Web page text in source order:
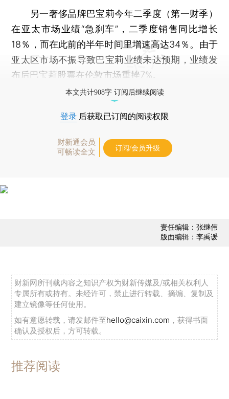
另一奢侈品牌巴宝莉今年二季度（第一财季）
在亚太市场业绩“急刹车”，二季度销售同比增长
18％，而在此前的半年时间里增速高达34％。由于
亚太区市场不振导致巴宝莉业绩未达预期，业绩发
布后巴宝莉股票在伦敦市场重挫7%。
本文共计908字 订阅后继续阅读
登录 后获取已订阅的阅读权限
财新通会员
可畅读全文
订阅/会员升级
责任编辑：张继伟
版面编辑：李禹谖
财新网所刊载内容之知识产权为财新传媒及/或相关权利人
专属所有或持有。未经许可，禁止进行转载、摘编、复制及
建立镜像等任何使用。
如有意愿转载，请发邮件至hello@caixin.com ，获得书面
确认及授权后，方可转载。
推荐阅读